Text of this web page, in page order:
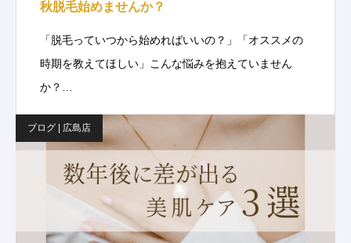
秋脱毛始めませんか？
「脱毛っていつから始めればいいの？」「オススメの
時期を教えてほしい」こんな悩みを抱えていません
か？…
ブログ | 広島店